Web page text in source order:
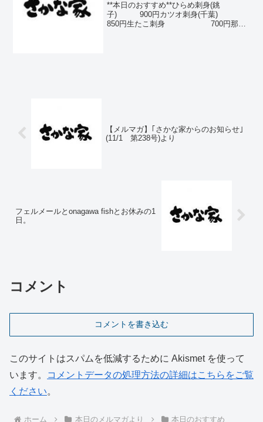
**本日のおすすめ**ひらめ刺身(銚
子) 900円カツオ刺身(千葉)
850円生たこ刺身 700円那須
【メルマガ】｢さかな家からのお知らせ｣
(11/1 第238号)より
フェルメールとonagawa fishとお休みの1
日。
コメント
コメントを書き込む
このサイトはスパムを低減するために Akismet を使って
います。
コメントデータの処理方法の詳細はこちらをご覧
ください。
ホーム 本日のメルマガより 本日のおすすめ